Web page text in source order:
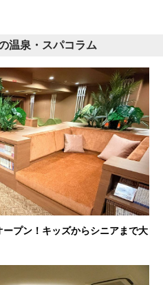
温泉・スパコラム
ープン！キッズからシニアまで大